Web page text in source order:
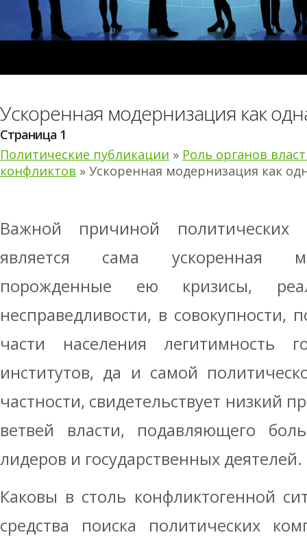
Ускоренная модернизация как
Страница 1
Политические публикации » Роль органов
конфликтов » Ускоренная модернизация как
Важной причиной политических
является сама ускоренная
порожденные ею кризисы,
несправедливости, в совокупности,
части населения легитимность
институтов, да и самой
частности, свидетельствует низкий
ветвей власти, подавляющего
лидеров и государственных деятелей.
Каковы в столь конфликтогенной
средства поиска политических